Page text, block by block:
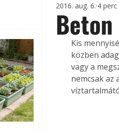
2016. aug. 6. 4
Kis
közben
vagy a
nemcsak az